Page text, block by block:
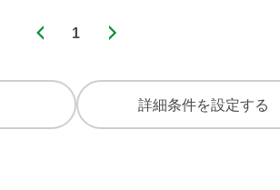
1
詳細条件を設定する